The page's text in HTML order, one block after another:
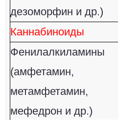
дезоморфин и др.)
Каннабиноиды
Фенилалкиламины
(амфетамин,
метамфетамин,
мефедрон и др.)